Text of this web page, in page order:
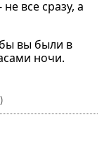
все сразу, а
вы были в
ночи.